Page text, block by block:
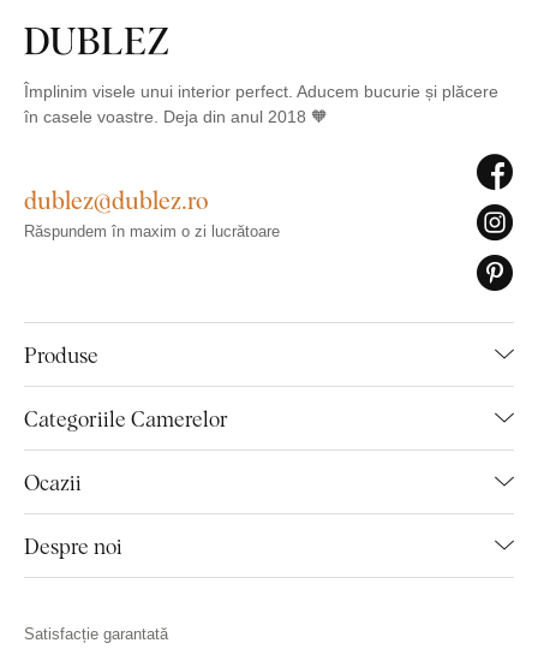
Împlinim visele unui interior perfect. Aducem bucurie și plăcere
în casele voastre. Deja din anul 2018 🧡
Produse
Categoriile Camerelor
Ocazii
Despre noi
dublez@dublez.ro
Răspundem în maxim o zi lucrătoare
Satisfacție garantată